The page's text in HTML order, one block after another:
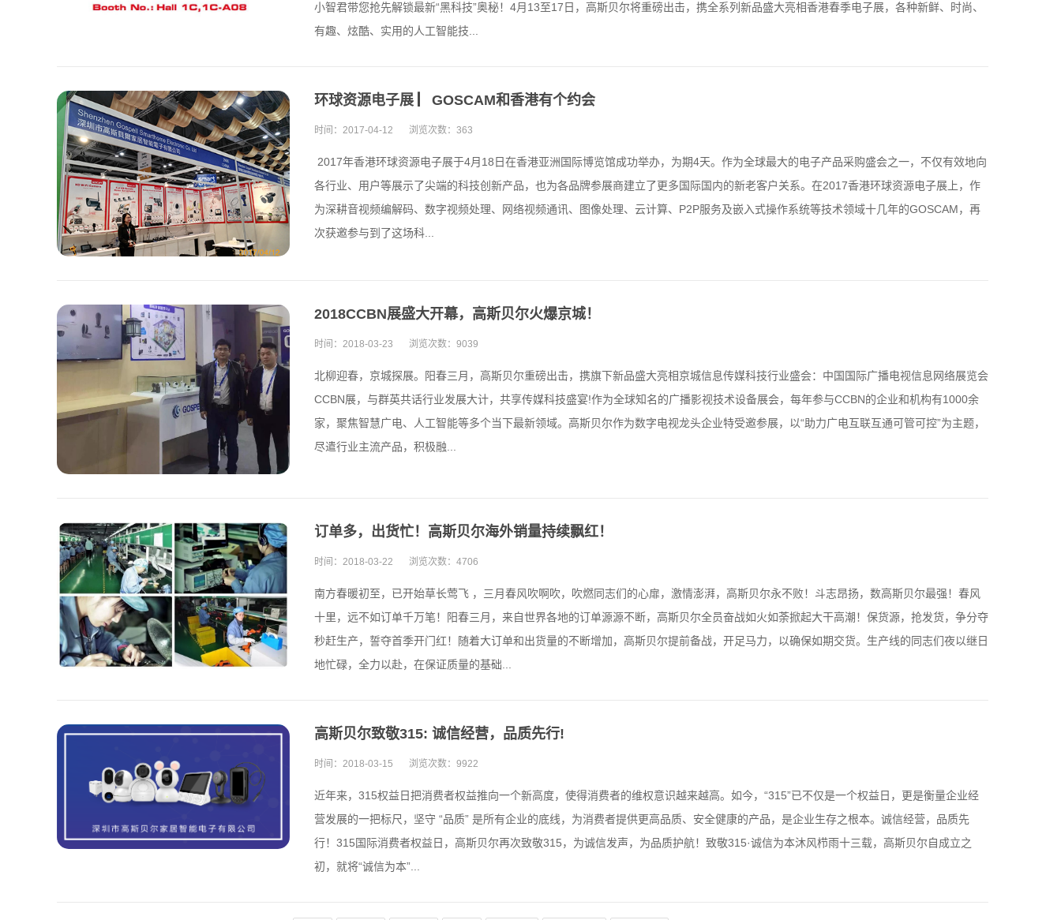
小智君带您抢先解锁最新“黑科技”奥秘！4月13至17日，高斯贝尔将重磅出击，携全系列新品盛大亮相香港春季电子展，各种新鲜、时尚、
有趣、炫酷、实用的人工智能技...
环球资源电子展 ▏GOSCAM和香港有个约会
时间： 2017-04-12 浏览次数： 363
2017年香港环球资源电子展于4月18日在香港亚洲国际博览馆成功举办，为期4天。作为全球最大的电子产品采购盛会之一，不仅有效地向
各行业、用户等展示了尖端的科技创新产品，也为各品牌参展商建立了更多国际国内的新老客户关系。在2017香港环球资源电子展上，作
为深耕音视频编解码、数字视频处理、网络视频通讯、图像处理、云计算、P2P服务及嵌入式操作系统等技术领域十几年的GOSCAM，再
次获邀参与到了这场科...
2018CCBN展盛大开幕，高斯贝尔火爆京城！
时间： 2018-03-23 浏览次数： 9039
北柳迎春，京城探展。阳春三月，高斯贝尔重磅出击，携旗下新品盛大亮相京城信息传媒科技行业盛会：中国国际广播电视信息网络展览会
CCBN展，与群英共话行业发展大计，共享传媒科技盛宴!作为全球知名的广播影视技术设备展会，每年参与CCBN的企业和机构有1000余
家，聚焦智慧广电、人工智能等多个当下最新领域。高斯贝尔作为数字电视龙头企业特受邀参展，以“助力广电互联互通可管可控”为主题，
尽遣行业主流产品，积极融...
订单多，出货忙！高斯贝尔海外销量持续飘红！
时间： 2018-03-22 浏览次数： 4706
南方春暖初至，已开始草长莺飞 ，三月春风吹啊吹，吹燃同志们的心扉，激情澎湃，高斯贝尔永不败！斗志昂扬，数高斯贝尔最强！春风
十里，远不如订单千万笔！阳春三月，来自世界各地的订单源源不断，高斯贝尔全员奋战如火如荼掀起大干高潮！保货源，抢发货，争分夺
秒赶生产，誓夺首季开门红！随着大订单和出货量的不断增加，高斯贝尔提前备战，开足马力，以确保如期交货。生产线的同志们夜以继日
地忙碌，全力以赴，在保证质量的基础...
高斯贝尔致敬315: 诚信经营，品质先行!
时间： 2018-03-15 浏览次数： 9922
近年来，315权益日把消费者权益推向一个新高度，使得消费者的维权意识越来越高。如今，“315”已不仅是一个权益日，更是衡量企业经
营发展的一把标尺，坚守 “品质” 是所有企业的底线，为消费者提供更高品质、安全健康的产品，是企业生存之根本。诚信经营，品质先
行！315国际消费者权益日，高斯贝尔再次致敬315，为诚信发声，为品质护航！致敬315·诚信为本沐风栉雨十三载，高斯贝尔自成立之
初，就将“诚信为本”...